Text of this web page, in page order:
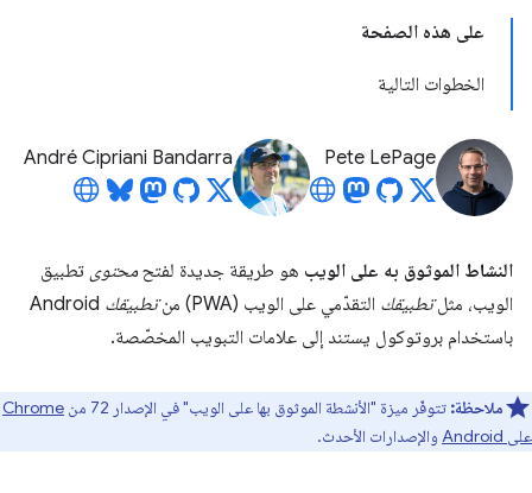
على هذه الصفحة
الخطوات التالية
Pete LePage
André Cipriani Bandarra
النشاط الموثوق به على الويب هو طريقة جديدة لفتح محتوى تطبيق
الويب، مثلتطبيقك التقدّمي على الويب (PWA) من تطبيقك Android
باستخدام بروتوكول يستند إلى علامات التبويب المخصّصة.
ملاحظة: تتوفّر ميزة "الأنشطة الموثوق بها على الويب" في الإصدار 72 من
Chrome
على Android
والإصدارات الأحدث.